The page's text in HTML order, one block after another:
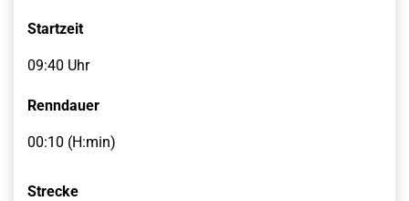
Startzeit
09:40 Uhr
Renndauer
00:10 (H:min)
Strecke